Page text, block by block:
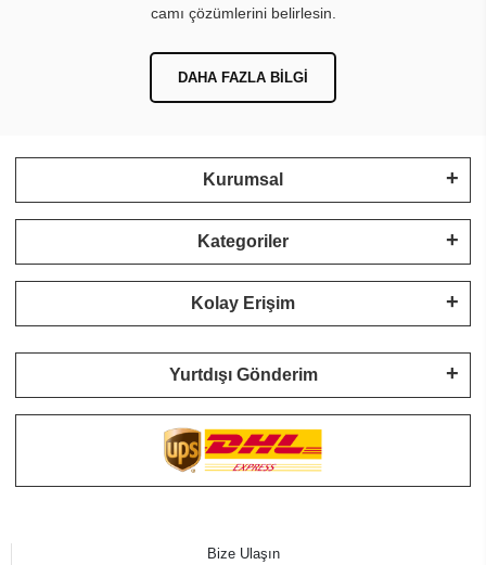
camı çözümlerini belirlesin.
DAHA FAZLA BILGI
Kurumsal
Kategoriler
Kolay Erişim
Yurtdışı Gönderim
Bize Ulaşın